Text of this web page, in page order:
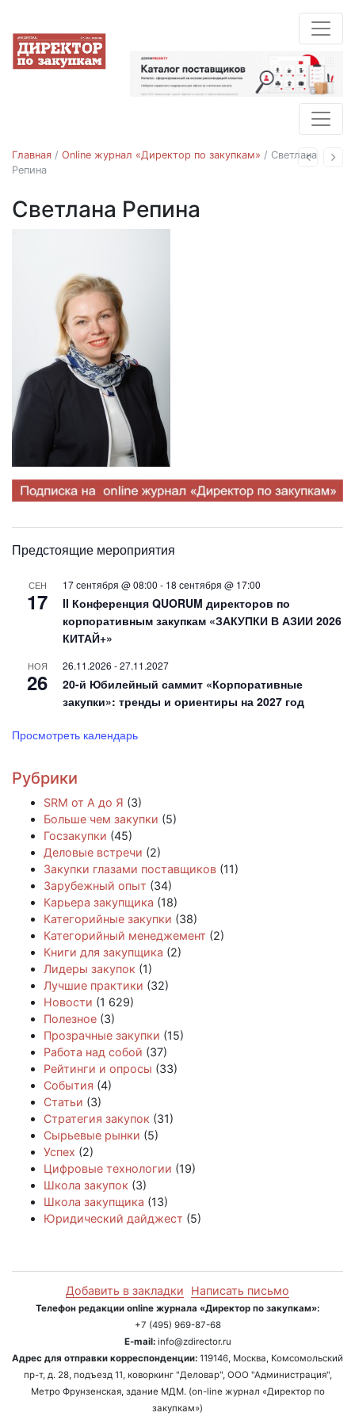
Назад
Главная / Online журнал «Директор по закупкам» / Светлана
Репина
Светлана Репина
Предстоящие мероприятия
СЕН
17
17 сентября @ 08:00 - 18 сентября @ 17:00
II Конференция QUORUM директоров по
корпоративным закупкам «ЗАКУПКИ В АЗИИ 2026
КИТАЙ+»
НОЯ
26
26.11.2026 -27.11.2027
20-й Юбилейный саммит «Корпоративные
закупки»: тренды и ориентиры на 2027 год
Просмотреть календарь
Рубрики
SRM от А до Я (3)
Больше чем закупки (5)
Госзакупки (45)
Деловые встречи (2)
Закупки глазами поставщиков (11)
Зарубежный опыт (34)
Карьера закупщика (18)
Категорийные закупки (38)
Категорийный менеджемент (2)
Книги для закупщика (2)
Лидеры закупок (1)
Лучшие практики (32)
Новости (1 629)
Полезное (3)
Прозрачные закупки (15)
Работа над собой (37)
Рейтинги и опросы (33)
События (4)
Статьи (3)
Стратегия закупок (31)
Сырьевые рынки (5)
Успех (2)
Цифровые технологии (19)
Школа закупок (3)
Школа закупщика (13)
Юридический дайджест (5)
Добавить в закладки Написать письмо
Телефон редакции online журнала «Директор по закупкам»:
+7 (495) 969-87-68
E-mail:info@zdirector.ru
Адрес для отправки корреспонденции: 119146, Москва, Комсомольский
пр-т, д. 28, подъезд 11, коворкинг "Деловар", ООО "Администрация",
Метро Фрунзенская, здание МДМ. (on-line журнал «Директор по
закупкам»)